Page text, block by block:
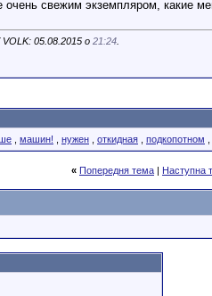
очень свежим экземпляром, какие
05.08.2015 о 21:24
машин! нужен откидная подкопотном
« Попередня тема | Наступна